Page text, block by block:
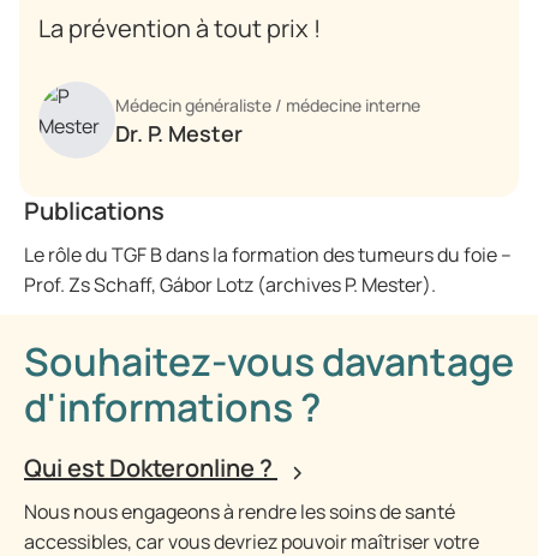
La prévention à tout prix !
Médecin généraliste / médecine interne
Dr. P. Mester
Publications
Le rôle du TGF B dans la formation des tumeurs du foie –
Prof. Zs Schaff, Gábor Lotz (archives P. Mester).
Souhaitez-vous davantage
d'informations ?
Qui est Dokteronline ?
Nous nous engageons à rendre les soins de santé
accessibles, car vous devriez pouvoir maîtriser votre